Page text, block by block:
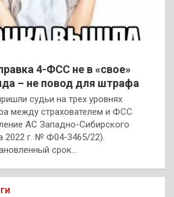
4-ФСС не в «свое»
– не повод для штрафа
судьи на трех уровнях
между страхователем и ФСС
АС Западно-Сибирского
2022 г. № Ф04-3465/22).
срок…